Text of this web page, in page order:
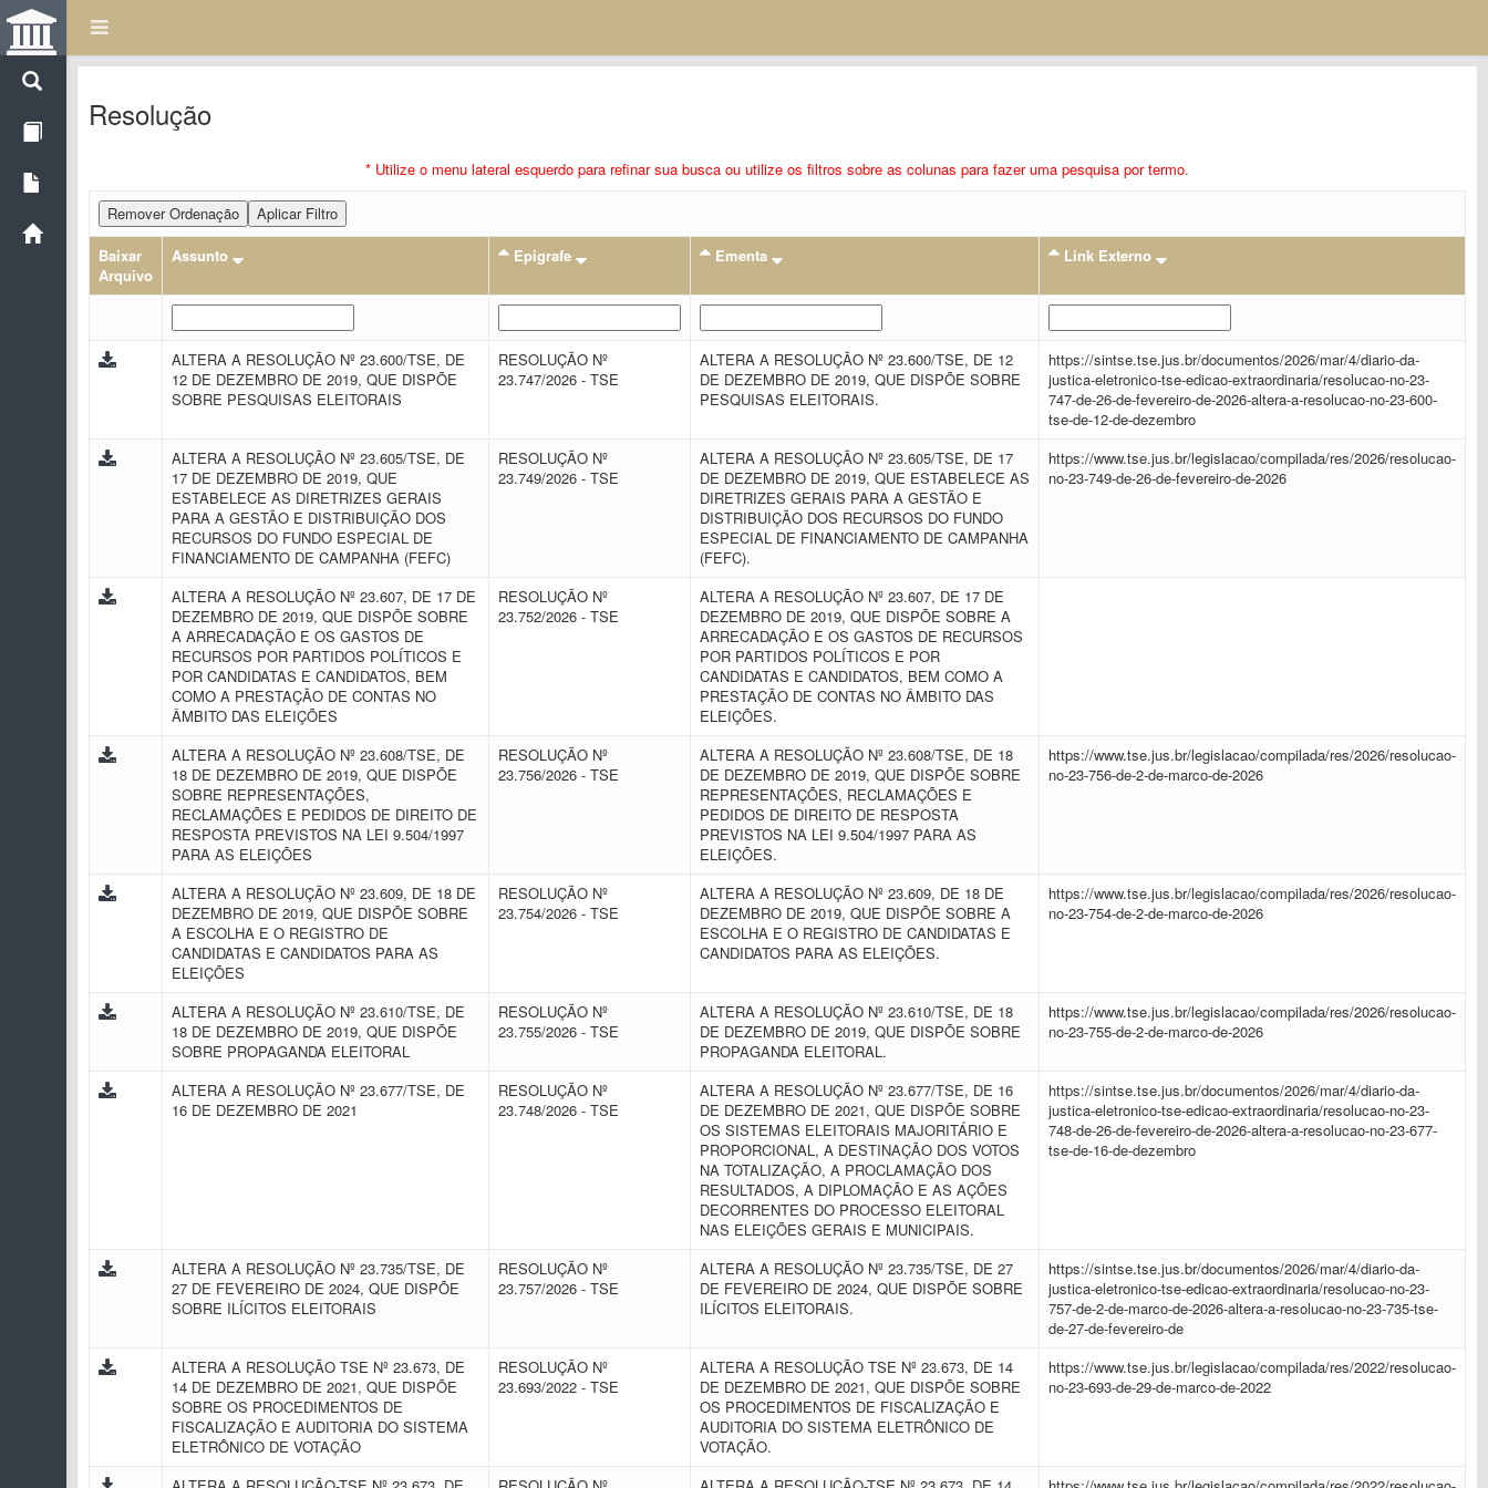
Resolução
* Utilize o menu lateral esquerdo para refinar sua busca ou utilize os filtros sobre as colunas para fazer uma pesquisa por termo.
Remover Ordenação
Aplicar Filtro
Baixar
Arquivo
Assunto Epigrafe Ementa Link Externo
ALTERA A RESOLUÇÃO Nº 23.600/TSE, DE
12 DE DEZEMBRO DE 2019, QUE DISPÕE
SOBRE PESQUISAS ELEITORAIS
RESOLUÇÃO Nº
23.747/2026 - TSE
ALTERA A RESOLUÇÃO Nº 23.600/TSE, DE 12
DE DEZEMBRO DE 2019, QUE DISPÕE SOBRE
PESQUISAS ELEITORAIS.
https://sintse.tse.jus.br/documentos/2026/mar/4/diario-da-
justica-eletronico-tse-edicao-extraordinaria/resolucao-no-23-
747-de-26-de-fevereiro-de-2026-altera-a-resolucao-no-23-600-
tse-de-12-de-dezembro
ALTERA A RESOLUÇÃO Nº 23.605/TSE, DE
17 DE DEZEMBRO DE 2019, QUE
ESTABELECE AS DIRETRIZES GERAIS
PARA A GESTÃO E DISTRIBUIÇÃO DOS
RECURSOS DO FUNDO ESPECIAL DE
FINANCIAMENTO DE CAMPANHA (FEFC)
RESOLUÇÃO Nº
23.749/2026 - TSE
ALTERA A RESOLUÇÃO Nº 23.605/TSE, DE 17
DE DEZEMBRO DE 2019, QUE ESTABELECE AS
DIRETRIZES GERAIS PARA A GESTÃO E
DISTRIBUIÇÃO DOS RECURSOS DO FUNDO
ESPECIAL DE FINANCIAMENTO DE CAMPANHA
(FEFC).
https://www.tse.jus.br/legislacao/compilada/res/2026/resolucao-
no-23-749-de-26-de-fevereiro-de-2026
ALTERA A RESOLUÇÃO Nº 23.607, DE 17 DE
DEZEMBRO DE 2019, QUE DISPÕE SOBRE
A ARRECADAÇÃO E OS GASTOS DE
RECURSOS POR PARTIDOS POLÍTICOS E
POR CANDIDATAS E CANDIDATOS, BEM
COMO A PRESTAÇÃO DE CONTAS NO
ÂMBITO DAS ELEIÇÕES
RESOLUÇÃO Nº
23.752/2026 - TSE
ALTERA A RESOLUÇÃO Nº 23.607, DE 17 DE
DEZEMBRO DE 2019, QUE DISPÕE SOBRE A
ARRECADAÇÃO E OS GASTOS DE RECURSOS
POR PARTIDOS POLÍTICOS E POR
CANDIDATAS E CANDIDATOS, BEM COMO A
PRESTAÇÃO DE CONTAS NO ÂMBITO DAS
ELEIÇÕES.
ALTERA A RESOLUÇÃO Nº 23.608/TSE, DE
18 DE DEZEMBRO DE 2019, QUE DISPÕE
SOBRE REPRESENTAÇÕES,
RECLAMAÇÕES E PEDIDOS DE DIREITO DE
RESPOSTA PREVISTOS NA LEI 9.504/1997
PARA AS ELEIÇÕES
RESOLUÇÃO Nº
23.756/2026 - TSE
ALTERA A RESOLUÇÃO Nº 23.608/TSE, DE 18
DE DEZEMBRO DE 2019, QUE DISPÕE SOBRE
REPRESENTAÇÕES, RECLAMAÇÕES E
PEDIDOS DE DIREITO DE RESPOSTA
PREVISTOS NA LEI 9.504/1997 PARA AS
ELEIÇÕES.
https://www.tse.jus.br/legislacao/compilada/res/2026/resolucao-
no-23-756-de-2-de-marco-de-2026
ALTERA A RESOLUÇÃO Nº 23.609, DE 18 DE
DEZEMBRO DE 2019, QUE DISPÕE SOBRE
A ESCOLHA E O REGISTRO DE
CANDIDATAS E CANDIDATOS PARA AS
ELEIÇÕES
RESOLUÇÃO Nº
23.754/2026 - TSE
ALTERA A RESOLUÇÃO Nº 23.609, DE 18 DE
DEZEMBRO DE 2019, QUE DISPÕE SOBRE A
ESCOLHA E O REGISTRO DE CANDIDATAS E
CANDIDATOS PARA AS ELEIÇÕES.
https://www.tse.jus.br/legislacao/compilada/res/2026/resolucao-
no-23-754-de-2-de-marco-de-2026
ALTERA A RESOLUÇÃO Nº 23.610/TSE, DE
18 DE DEZEMBRO DE 2019, QUE DISPÕE
SOBRE PROPAGANDA ELEITORAL
RESOLUÇÃO Nº
23.755/2026 - TSE
ALTERA A RESOLUÇÃO Nº 23.610/TSE, DE 18
DE DEZEMBRO DE 2019, QUE DISPÕE SOBRE
PROPAGANDA ELEITORAL.
https://www.tse.jus.br/legislacao/compilada/res/2026/resolucao-
no-23-755-de-2-de-marco-de-2026
ALTERA A RESOLUÇÃO Nº 23.677/TSE, DE
16 DE DEZEMBRO DE 2021
RESOLUÇÃO Nº
23.748/2026 - TSE
ALTERA A RESOLUÇÃO Nº 23.677/TSE, DE 16
DE DEZEMBRO DE 2021, QUE DISPÕE SOBRE
OS SISTEMAS ELEITORAIS MAJORITÁRIO E
PROPORCIONAL, A DESTINAÇÃO DOS VOTOS
NA TOTALIZAÇÃO, A PROCLAMAÇÃO DOS
RESULTADOS, A DIPLOMAÇÃO E AS AÇÕES
DECORRENTES DO PROCESSO ELEITORAL
NAS ELEIÇÕES GERAIS E MUNICIPAIS.
https://sintse.tse.jus.br/documentos/2026/mar/4/diario-da-
justica-eletronico-tse-edicao-extraordinaria/resolucao-no-23-
748-de-26-de-fevereiro-de-2026-altera-a-resolucao-no-23-677-
tse-de-16-de-dezembro
ALTERA A RESOLUÇÃO Nº 23.735/TSE, DE
27 DE FEVEREIRO DE 2024, QUE DISPÕE
SOBRE ILÍCITOS ELEITORAIS
RESOLUÇÃO Nº
23.757/2026 - TSE
ALTERA A RESOLUÇÃO Nº 23.735/TSE, DE 27
DE FEVEREIRO DE 2024, QUE DISPÕE SOBRE
ILÍCITOS ELEITORAIS.
https://sintse.tse.jus.br/documentos/2026/mar/4/diario-da-
justica-eletronico-tse-edicao-extraordinaria/resolucao-no-23-
757-de-2-de-marco-de-2026-altera-a-resolucao-no-23-735-tse-
de-27-de-fevereiro-de
ALTERA A RESOLUÇÃO TSE Nº 23.673, DE
14 DE DEZEMBRO DE 2021, QUE DISPÕE
SOBRE OS PROCEDIMENTOS DE
FISCALIZAÇÃO E AUDITORIA DO SISTEMA
ELETRÔNICO DE VOTAÇÃO
RESOLUÇÃO Nº
23.693/2022 - TSE
ALTERA A RESOLUÇÃO TSE Nº 23.673, DE 14
DE DEZEMBRO DE 2021, QUE DISPÕE SOBRE
OS PROCEDIMENTOS DE FISCALIZAÇÃO E
AUDITORIA DO SISTEMA ELETRÔNICO DE
VOTAÇÃO.
https://www.tse.jus.br/legislacao/compilada/res/2022/resolucao-
no-23-693-de-29-de-marco-de-2022